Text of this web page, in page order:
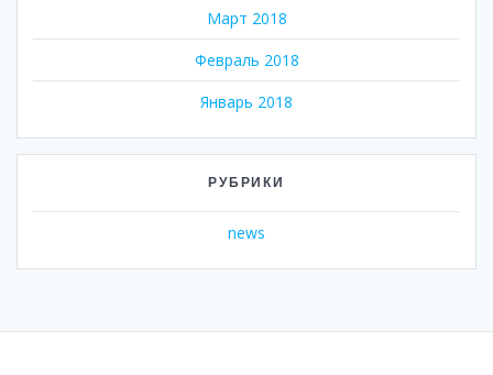
Март 2018
Февраль 2018
Январь 2018
РУБРИКИ
news